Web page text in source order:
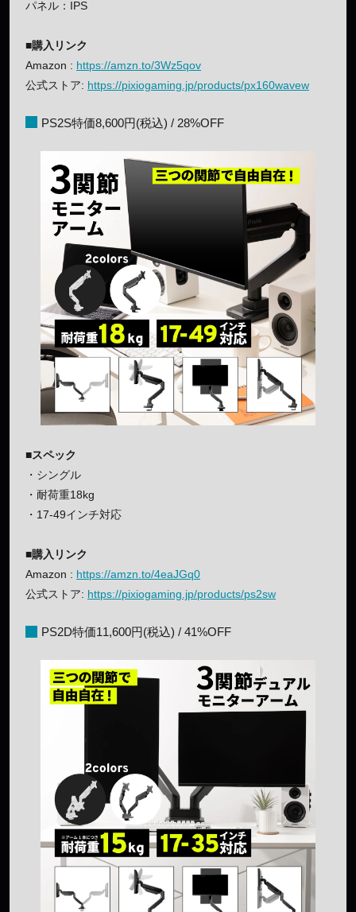
パネル：IPS
■購入リンク
Amazon : https://amzn.to/3Wz5qov
公式ストア: https://pixiogaming.jp/products/px160wavew
PS2S特価8,600円(税込) / 28%OFF
■スペック
・シングル
・耐荷重18kg
・17-49インチ対応
■購入リンク
Amazon : https://amzn.to/4eaJGq0
公式ストア: https://pixiogaming.jp/products/ps2sw
PS2D特価11,600円(税込) / 41%OFF